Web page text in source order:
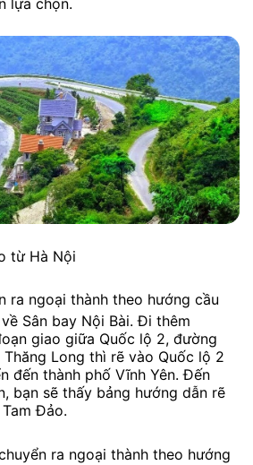
lựa chọn.
từ Hà Nội
ra ngoại thành theo hướng cầu
Sân bay Nội Bài. Đi thêm
giao giữa Quốc lộ 2, đường
Long thì rẽ vào Quốc lộ 2
đến thành phố Vĩnh Yên. Đến
bạn sẽ thấy bảng hướng dẫn rẽ
Đảo.
ra ngoại thành theo hướng